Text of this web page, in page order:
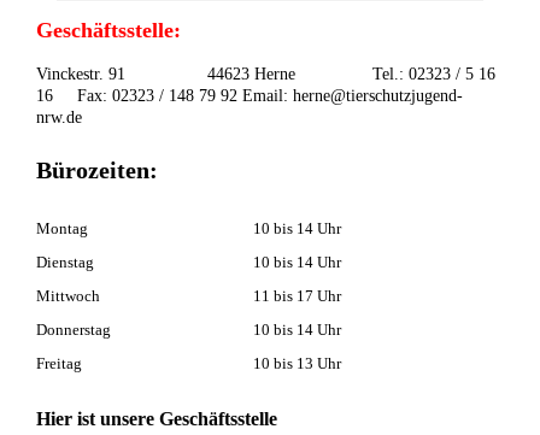
Geschäftsstelle:
Vinckestr. 91 44623 Herne Tel.: 02323 / 5 16
16 Fax: 02323 / 148 79 92 Email: herne@tierschutzjugend-
nrw.de
Bürozeiten:
Montag
10 bis 14 Uhr
Dienstag
10 bis 14 Uhr
Mittwoch
11 bis 17 Uhr
Donnerstag
10 bis 14 Uhr
Freitag
10 bis 13 Uhr
Hier ist unsere Geschäftsstelle